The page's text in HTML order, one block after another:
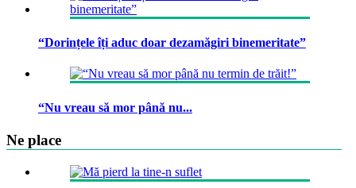
“Dorințele îți aduc doar dezamăgiri binemeritate”
“Nu vreau să mor până nu...
Ne place